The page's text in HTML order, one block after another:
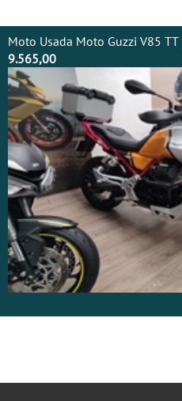
Moto Usada Moto Guzzi V85
9.565,00